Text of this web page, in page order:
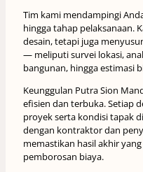
Tim kami mendampingi
hingga tahap pelaksanaan.
desain, tetapi juga
— meliputi survei lokasi,
bangunan, hingga estimasi
Keunggulan Putra Sion
efisien dan terbuka. Setiap
proyek serta kondisi tapak
dengan kontraktor dan
memastikan hasil akhir
pemborosan biaya.